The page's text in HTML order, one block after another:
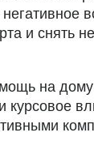
и снять
на
курсовое